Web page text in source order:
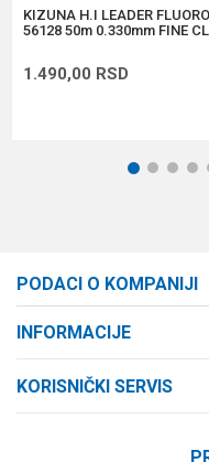
KIZUNA H.I LEADER
56128 50m 0.330mm FINE
1.490,00 RSD
1 2 3 4
PODACI O KOMPANIJI
Cara Dušana 47
INFORMACIJE
KORISNIČKI SERVIS